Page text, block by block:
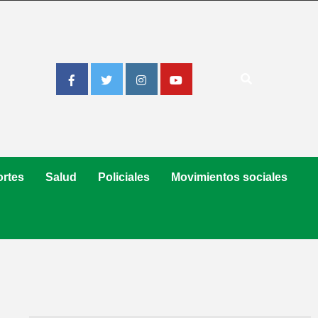
FacebookTwitterInstagramYoutube
Salud Policiales Movimientos sociales